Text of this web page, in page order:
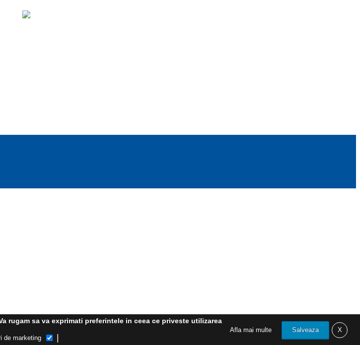
rugam sa va exprimati preferintele in ceea ce priveste utilizarea
de marketing
Afla mai multe Salveaza X